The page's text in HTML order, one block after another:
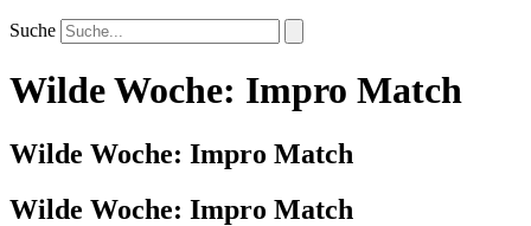
Suche
Wilde Woche: Impro Match
Wilde Woche: Impro Match
Wilde Woche: Impro Match